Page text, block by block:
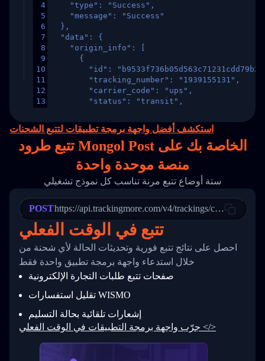
4
5
6
7
8
9
10
11
12
13
15
16
17
18
21
22
23
24
25
27
28
29
30
31
33
34
    "type": "Success",
    "message": "Success"
  },
  "data": {
    "origin_info": [
      {
"id":
        "tracking_number": "1939155131",
        "carrier_code": "ups",
        "status": "transit",
"destination_country": "United
        "itemTimeLength": 2,
        "weblink": "",
        "phone": null,
        "trackinfo": [
          {
            "Date": "2017-03-08 04: 22: 00",
"StatusDescription": "Departed
"Details": "Departed Facility
          },
          {
            "Date": "2017-03-06 15:28:00",
"StatusDescription": "Shipment
"Details": "BEIJING-
          }
        ]
      }
  }
}
استكشف أفضل واجهة برمجة تطبيقات لتتبع الشحنات
تتبع طرود Mongol Post الخاصة بك على
منصة موحدة واحدة
ستة أوضاع تتبع مرنة تناسب كل نموذج تشغيلي
POSThttps://api.trackingmore.com/v4/trackings/create
تتبع في الوقت الفعلي
احصل على نتائج تتبع فورية وتحديثات الحالة لأي شحنة من
خلال استدعاء واجهة برمجة تطبيق واحدة فقط
صفحات تتبع طلبات التجارة الإلكترونية
تقليل استفسارات WISMO
إشعارات تلقائية بحالة التسليم
جرّب واجهة برمجة التطبيقات في الوقت الفعلي </>